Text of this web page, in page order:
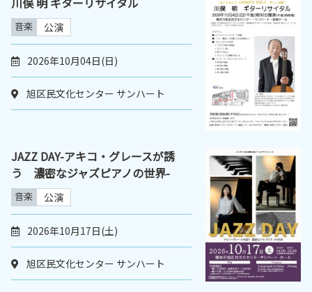
音楽 公演
2026年10月04日(日)
旭区民文化センター サンハート
JAZZ DAY-アキコ・グレースが誘
う 濃密なジャズピアノの世界-
音楽 公演
2026年10月17日(土)
旭区民文化センター サンハート